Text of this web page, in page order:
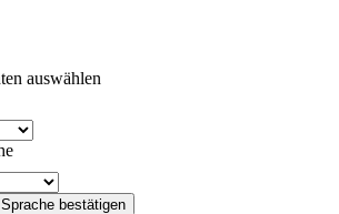
auswählen
bestätigen